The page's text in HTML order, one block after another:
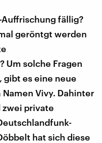
fällig?
geröntgt werden
Um solche Fragen
es eine neue
Vivy. Dahinter
zwei private
hat sich diese